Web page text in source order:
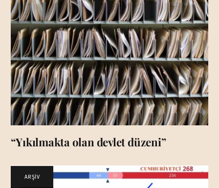
“Yıkılmakta olan devlet düzeni”
ARŞİV